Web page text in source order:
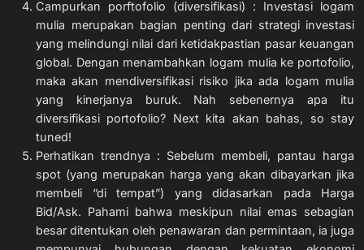
Campurkan porftofolio (diversifikasi) : Investasi logam
mulia merupakan bagian penting dari strategi investasi
yang melindungi nilai dari ketidakpastian pasar keuangan
global. Dengan menambahkan logam mulia ke portofolio,
maka akan mendiversifikasi risiko jika ada logam mulia
yang kinerjanya buruk. Nah sebenernya apa itu
diversifikasi portofolio? Next kita akan bahas, so stay
tuned!
Perhatikan trendnya : Sebelum membeli, pantau harga
spot (yang merupakan harga yang akan dibayarkan jika
membeli “di tempat”) yang didasarkan pada Harga
Bid/Ask. Pahami bahwa meskipun nilai emas sebagian
besar ditentukan oleh penawaran dan permintaan, ia juga